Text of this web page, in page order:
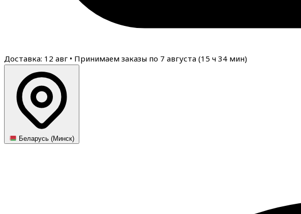
Доставка: 12 авг • Принимаем заказы по 7 августа (15 ч 34 мин)
Беларусь (Минск)